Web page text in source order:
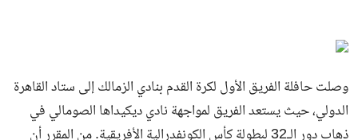
وصلت حافلة الفريق الأول لكرة القدم بنادي الزمالك إلى ستاد القاهرة
الدولي، حيث يستعد الفريق لمواجهة نادي ديكيداها الصومالي في
ذهاب دور الـ32 لبطولة كأس الكونفدرالية الأفريقية. من المقرر أن